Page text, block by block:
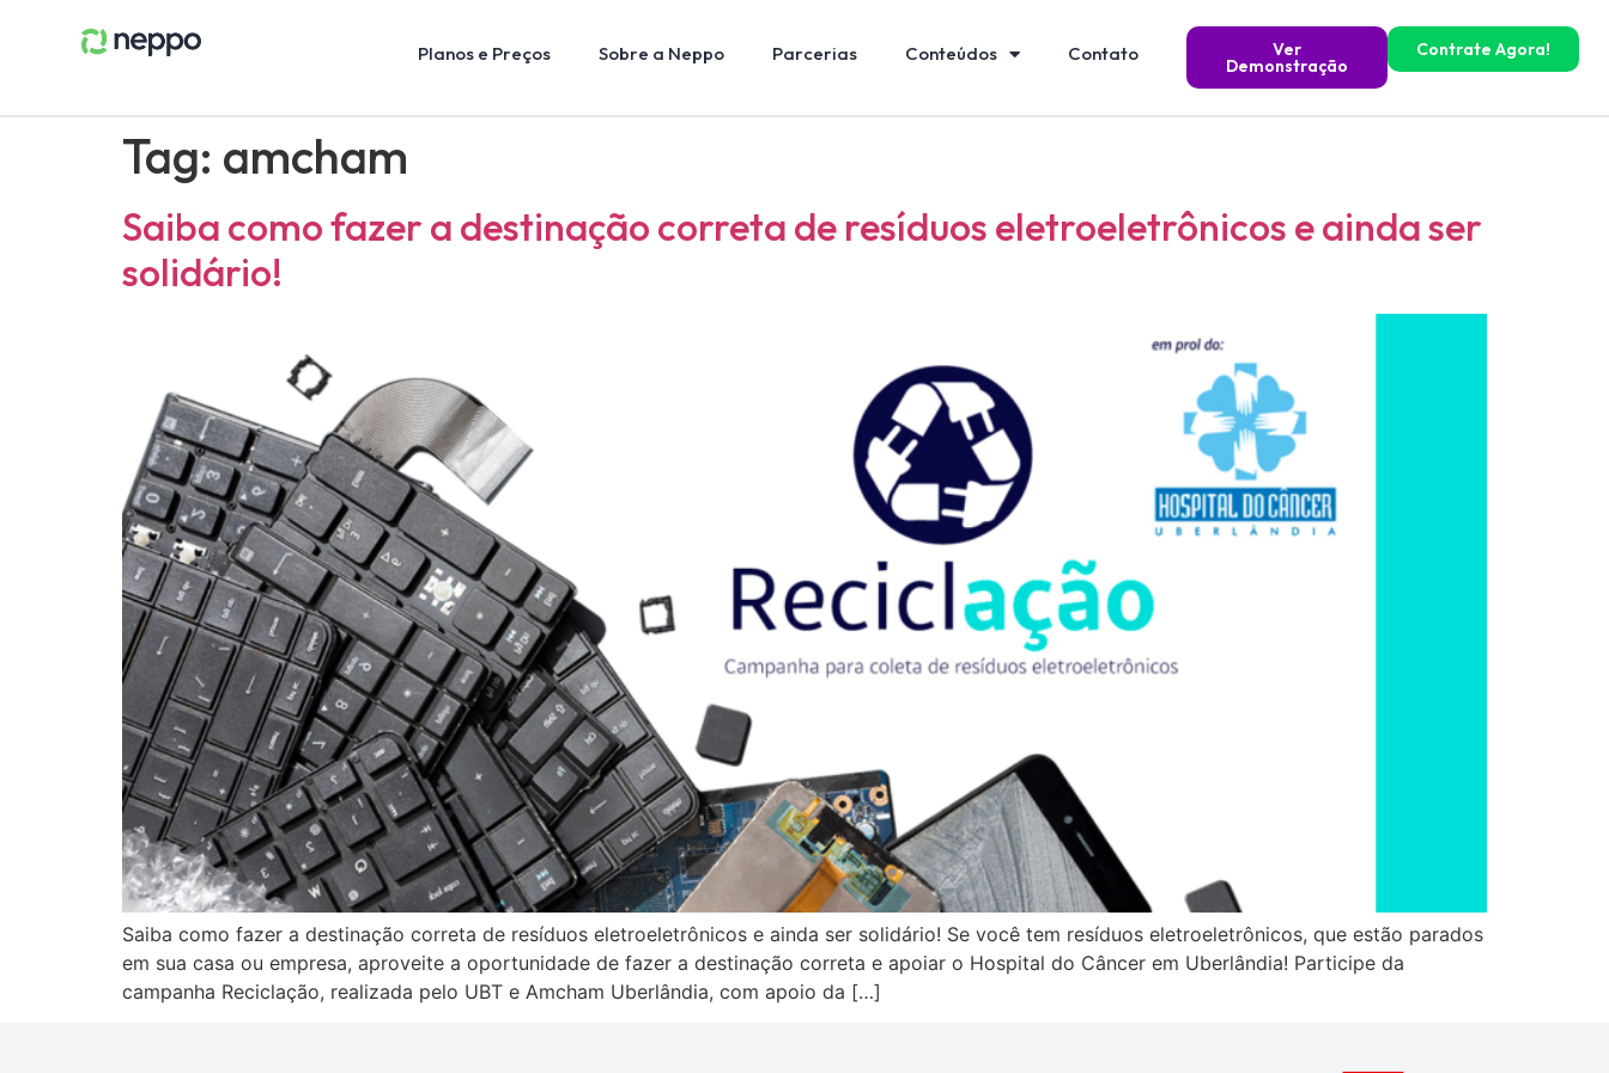
Planos e Preços Sobre a Neppo Parcerias Conteúdos Contato Ver
Demonstração
Contrate Agora!
Tag: amcham
Saiba como fazer a destinação correta de resíduos eletroeletrônicos e ainda ser
solidário!
Saiba como fazer a destinação correta de resíduos eletroeletrônicos e ainda ser solidário! Se você tem resíduos eletroeletrônicos, que estão parados
em sua casa ou empresa, aproveite a oportunidade de fazer a destinação correta e apoiar o Hospital do Câncer em Uberlândia! Participe da
campanha Reciclação, realizada pelo UBT e Amcham Uberlândia, com apoio da […]